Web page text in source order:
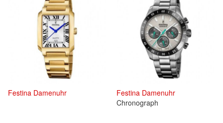
Festina Damenuhr Festina Damenuhr
Chronograph